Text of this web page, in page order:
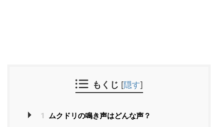
もくじ [隠す]
1 ムクドリの鳴き声はどんな声？